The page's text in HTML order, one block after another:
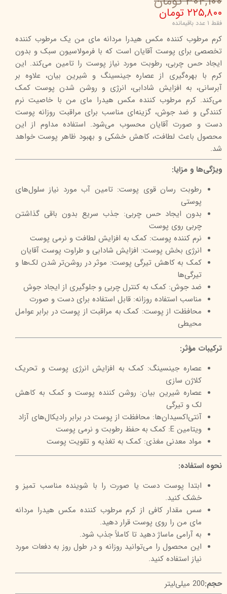
۲۲۵,۸۰۰ تومان
فقط ۱ عدد باقیمانده
کرم مرطوب کننده مکس هیدرا مردانه مای من یک مرطوب کننده
تخصصی برای پوست آقایان است که با فرمولاسیون سبک و بدون
ایجاد حس چربی، رطوبت مورد نیاز پوست را تامین می‌کند. این
کرم با بهره‌گیری از عصاره جینسینگ و شیرین بیان، علاوه بر
آبرسانی، به افزایش شادابی، انرژی و روشن شدن پوست کمک
می‌کند. کرم مرطوب کننده مکس هیدرا مای من با خاصیت نرم
کنندگی و ضد جوش، گزینه‌ای مناسب برای مراقبت روزانه پوست
دست و صورت آقایان محسوب می‌شود. استفاده مداوم از این
محصول باعث لطافت، کاهش خشکی و بهبود ظاهر پوست خواهد
شد.
ویژگی‌ها و مزایا:
رطوبت رسان قوی پوست: تامین آب مورد نیاز سلول‌های
پوستی
بدون ایجاد حس چربی: جذب سریع بدون باقی گذاشتن
چربی روی پوست
نرم کننده پوست: کمک به افزایش لطافت و نرمی پوست
انرژی بخش پوست: افزایش شادابی و طراوت پوست آقایان
کمک به کاهش تیرگی پوست: موثر در روشن‌تر شدن لک‌ها و
تیرگی‌ها
ضد جوش: کمک به کنترل چربی و جلوگیری از ایجاد جوش
مناسب استفاده روزانه: قابل استفاده برای دست و صورت
محافظت از پوست: کمک به مراقبت از پوست در برابر عوامل
محیطی
ترکیبات مؤثر:
عصاره جینسینگ: کمک به افزایش انرژی پوست و تحریک
کلاژن سازی
عصاره شیرین بیان: روشن کننده پوست و کمک به کاهش
لک و تیرگی
آنتی‌اکسیدان‌ها: محافظت از پوست در برابر رادیکال‌های آزاد
ویتامین E: کمک به حفظ رطوبت و نرمی پوست
مواد معدنی مغذی: کمک به تغذیه و تقویت پوست
نحوه استفاده:
ابتدا پوست دست یا صورت را با شوینده مناسب تمیز و
خشک کنید.
سس مقدار کافی از کرم مرطوب کننده مکس هیدرا مردانه
مای من را روی پوست قرار دهید.
به آرامی ماساژ دهید تا کاملاً جذب شود.
این محصول را می‌توانید روزانه و در طول روز به دفعات مورد
نیاز استفاده کنید.
حجم:200 میلی‌لیتر